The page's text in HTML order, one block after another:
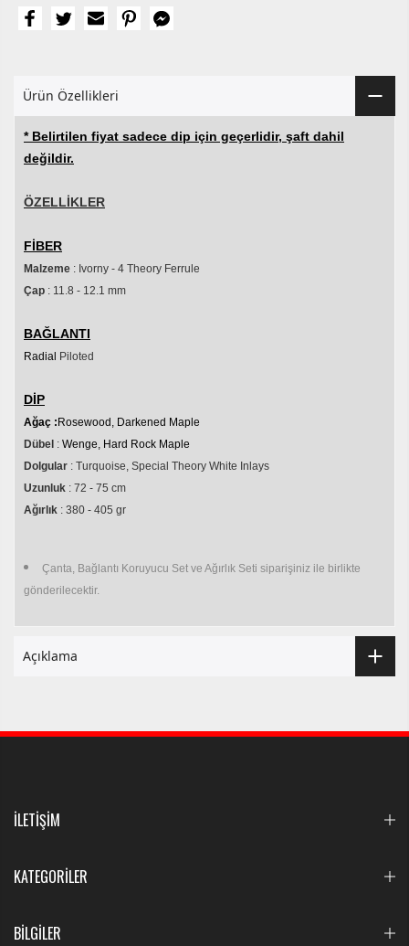
Ürün Özellikleri
* Belirtilen fiyat sadece dip için geçerlidir, şaft dahil
değildir.
ÖZELLİKLER
FİBER
Malzeme : Ivorny - 4 Theory Ferrule
Çap : 11.8 - 12.1 mm
BAĞLANTI
Radial Piloted
DİP
Ağaç :Rosewood, Darkened Maple
Dübel : Wenge, Hard Rock Maple
Dolgular : Turquoise, Special Theory White Inlays
Uzunluk : 72 - 75 cm
Ağırlık : 380 - 405 gr
Çanta, Bağlantı Koruyucu Set ve Ağırlık Seti siparişiniz ile birlikte
gönderilecektir.
Açıklama
İLETİŞİM
KATEGORİLER
BİLGİLER